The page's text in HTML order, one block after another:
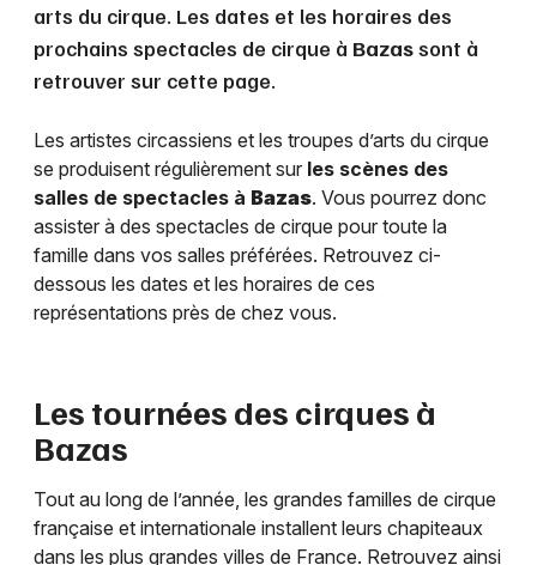
arts du cirque. Les dates et les horaires des
prochains spectacles de cirque à Bazassont à
retrouver sur cette page.
Les artistes circassiens et les troupes d’arts du cirque
se produisent régulièrement sur les scènes des
salles de spectacles à Bazas. Vous pourrez donc
assister à des spectacles de cirque pour toute la
famille dans vos salles préférées. Retrouvez ci-
dessous les dates et les horaires de ces
représentations près de chez vous.
Les tournées des cirques à
Bazas
Tout au long de l’année, les grandes familles de cirque
française et internationale installent leurs chapiteaux
dans les plus grandes villes de France. Retrouvez ainsi